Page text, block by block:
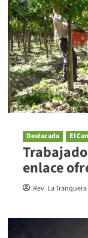
Destacada El
enlace
Rev. La Tranquera